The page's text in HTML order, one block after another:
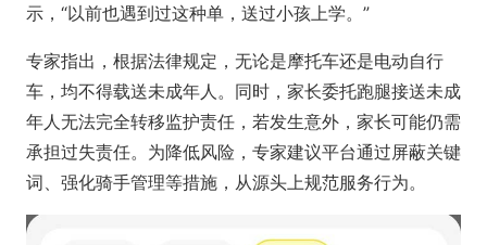
示，“以前也遇到过这种单，送过小孩上学。”
专家指出，根据法律规定，无论是摩托车还是电动自行
车，均不得载送未成年人。同时，家长委托跑腿接送未成
年人无法完全转移监护责任，若发生意外，家长可能仍需
承担过失责任。为降低风险，专家建议平台通过屏蔽关键
词、强化骑手管理等措施，从源头上规范服务行为。